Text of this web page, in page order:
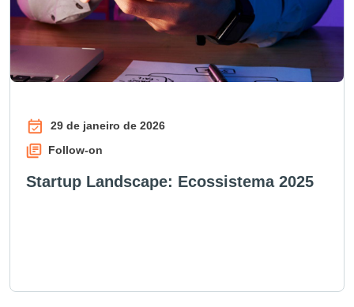
29 de janeiro de 2026
Follow-on
Startup Landscape: Ecossistema 2025